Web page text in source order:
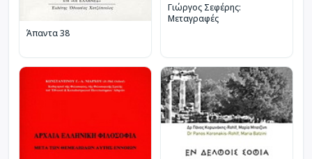
Άπαντα 38
Γιώργος Σεφέρης:
Μεταγραφές